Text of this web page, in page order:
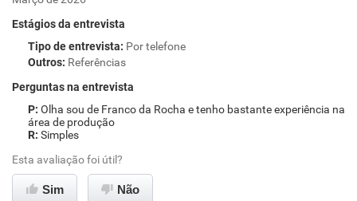
Estágios da entrevista
Tipo de entrevista: Por telefone
Outros: Referências
Perguntas na entrevista
Olha sou de Franco da Rocha e tenho bastante experiência na
área de produção
Simples
Esta avaliação foi útil?
Sim Não